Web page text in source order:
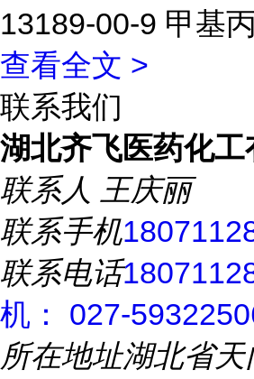
13189-00-9 甲基
查看全文 >
联系我们
湖北齐飞医药化工
联系人 王庆丽
联系手机
联系电话
机： 027-
所在地址湖北省天